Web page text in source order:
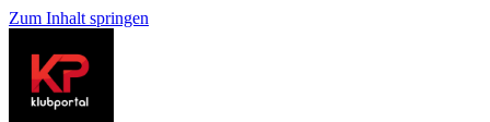
Zum Inhalt springen